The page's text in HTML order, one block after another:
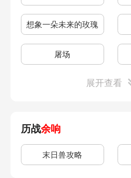
该怎么配队
福利统计
旅情事迹是什么
遗迹一深层
地城探宝一
神奇扑满六
想象一朵未来的玫瑰
屠场
神奇扑满一
展开查看
历战余响
末日兽攻略